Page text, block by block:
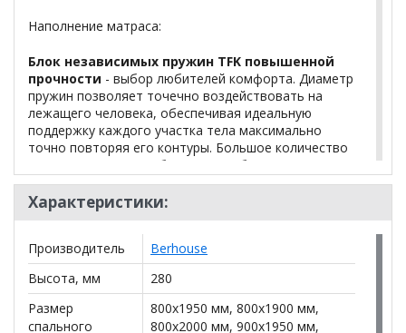
Наполнение матраса:
Блок независимых пружин TFK повышенной
прочности - выбор любителей комфорта. Диаметр
пружин позволяет точечно воздействовать на
лежащего человека, обеспечивая идеальную
поддержку каждого участка тела максимально
точно повторяя его контуры. Большое количество
пружин не нарушает баланса на обеих сторонах
кровати, подходит парам с разницей в весе.
Износоустойчивый термовойлок Strong -
существенно продлевает срок эксплуатации
матраса, благодаря прослойке из термовойлока вы
не почувствуете со временем как пружина впилась
вам в спину или бок.
Искусственный латекс 30 мм - окружает ваше
Характеристики:
Производитель
Berhouse
Высота, мм
280
Размер
спального
800x1950 мм, 800x1900 мм,
800x2000 мм, 900x1950 мм,